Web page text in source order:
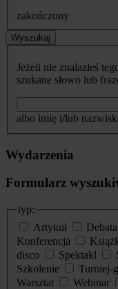
zakończony
Wyszukaj
Jeżeli nie znalazłeś
szukane słowo lub
albo imię i/lub
Wydarzenia
Formularz
typ:
Artykuł
Debata
Konferencja
disco
Spektakl
Szkolenie
Turniej-
Warsztat
Webinar